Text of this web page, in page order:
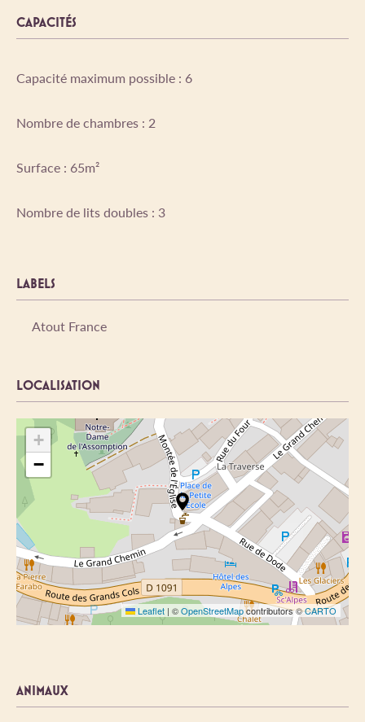
CAPACITÉS
Capacité maximum possible : 6
Nombre de chambres : 2
Surface : 65m²
Nombre de lits doubles : 3
LABELS
Atout France
LOCALISATION
+
−
Leaflet | ©OpenStreetMapcontributors ©CARTO
ANIMAUX